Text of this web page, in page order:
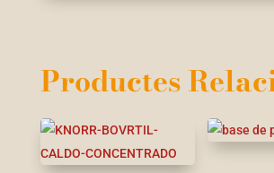
Productes